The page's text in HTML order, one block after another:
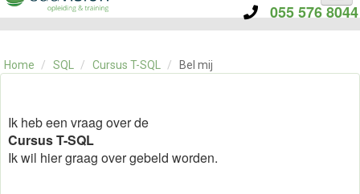
055 576 8044
CATEGORIE
OVER ONS
Home / SQL / Cursus T-SQL / Bel mij
Ik heb een vraag over de
Cursus T-SQL
Ik wil hier graag over gebeld worden.